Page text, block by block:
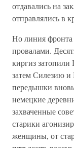
отдавались на
отправлялись в
Но линия фронта
провалами.
киргиз
затем Силезию
передышки
немецкие
захваченные
старики
женщины, от